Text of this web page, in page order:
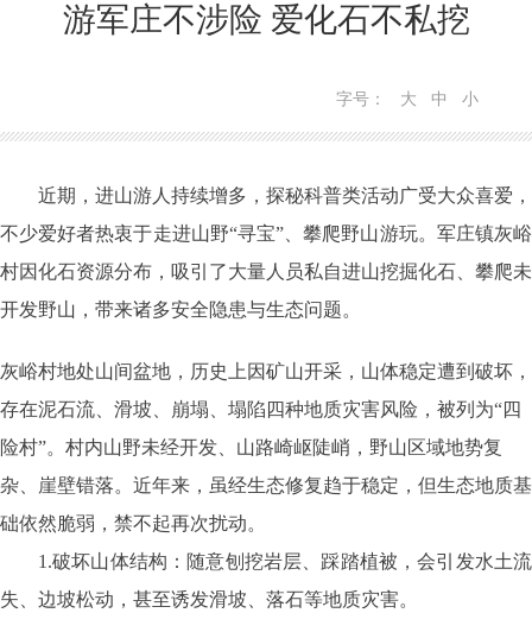
游军庄不涉险 爱化石不私挖
字号： 大 中 小
近期，进山游人持续增多，探秘科普类活动广受大众喜爱，
不少爱好者热衷于走进山野“寻宝”、攀爬野山游玩。军庄镇灰峪
村因化石资源分布，吸引了大量人员私自进山挖掘化石、攀爬未
开发野山，带来诸多安全隐患与生态问题。
灰峪村地处山间盆地，历史上因矿山开采，山体稳定遭到破坏，
存在泥石流、滑坡、崩塌、塌陷四种地质灾害风险，被列为“四
险村”。村内山野未经开发、山路崎岖陡峭，野山区域地势复
杂、崖壁错落。近年来，虽经生态修复趋于稳定，但生态地质基
础依然脆弱，禁不起再次扰动。
1.破坏山体结构：随意刨挖岩层、踩踏植被，会引发水土流
失、边坡松动，甚至诱发滑坡、落石等地质灾害。